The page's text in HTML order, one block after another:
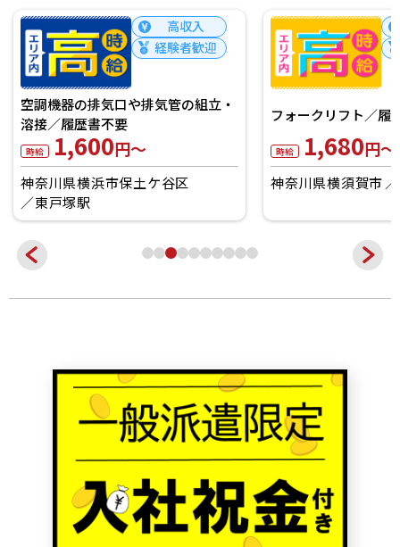
高収入
経験者歓迎
空調機器の排気口や排気管の組立・
溶接／履歴書不要
時給 1,600円～
神奈川県横浜市保土ケ谷区
東戸塚駅
フォークリフト／履
時給 1,680円～
神奈川県横須賀市